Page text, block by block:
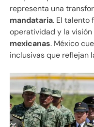
representa una
mandataria. El talento
operatividad y la visión
mexicanas. México
inclusivas que reflejan